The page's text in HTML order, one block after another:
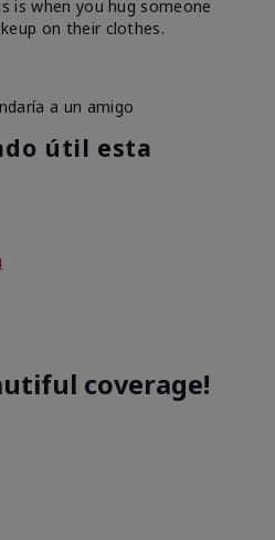
is when you hug someone
on their clothes.
a un amigo
útil esta
coverage!